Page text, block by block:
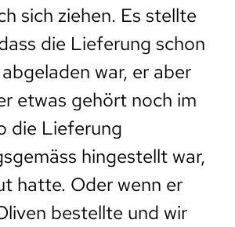
sich ziehen. Es stellte
die Lieferung schon
war, er aber
etwas gehört noch im
die Lieferung
hingestellt war,
hatte. Oder wenn er
bestellte und wir